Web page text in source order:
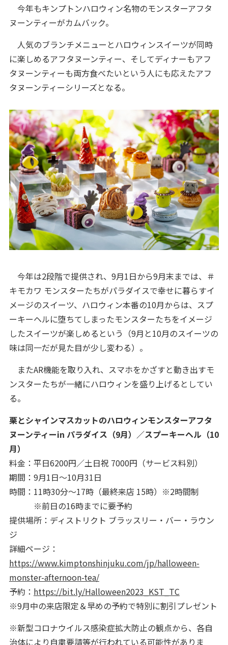
今年もキンプトンハロウィン名物のモンスターアフタ
ヌーンティーがカムバック。
人気のブランチメニューとハロウィンスイーツが同時
に楽しめるアフタヌーンティー、そしてディナーもアフ
タヌーンティーも両方食べたいという人にも応えたアフ
タヌーンティーシリーズとなる。
今年は2段階で提供され、9月1日から9月末までは、＃
キモカワ モンスターたちがパラダイスで幸せに暮らすイ
メージのスイーツ、ハロウィン本番の10月からは、スプ
ーキーヘルに堕ちてしまったモンスターたちをイメージ
したスイーツが楽しめるという（9月と10月のスイーツの
味は同一だが見た目が少し変わる）。
またAR機能を取り入れ、スマホをかざすと動き出すモ
ンスターたちが一緒にハロウィンを盛り上げるとしてい
る。
栗とシャインマスカットのハロウィンモンスターアフタ
ヌーンティーin パラダイス（9月）／スプーキーヘル（10
月）
料金：平日6200円／土日祝 7000円（サービス料別）
期間：9月1日～10月31日
時間：11時30分～17時（最終来店 15時）※2時間制
※前日の16時までに要予約
提供場所：ディストリクト ブラッスリー・バー・ラウン
ジ
詳細ページ：
https://www.kimptonshinjuku.com/jp/halloween-
monster-afternoon-tea/
予約： https://bit.ly/Halloween2023_KST_TC
※9月中の来店限定＆早めの予約で特別に割引プレゼント
※新型コロナウイルス感染症拡大防止の観点から、各自
治体により自粛要請等が行われている可能性がありま